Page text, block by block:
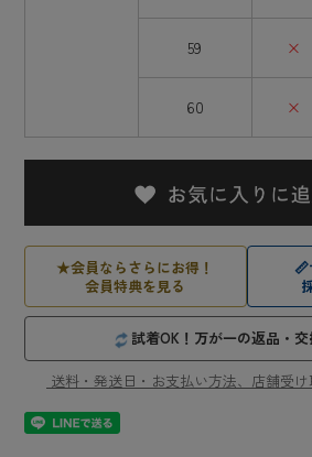
59 ×
60 ×
★会員ならさらにお得！
会員特典を見る
📏
試着OK！万が一の返品・
送料・発送日・お支払い方法、店舗受